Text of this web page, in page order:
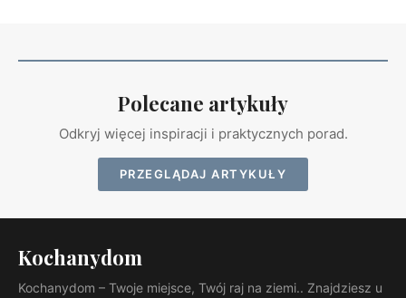
Polecane artykuły
Odkryj więcej inspiracji i praktycznych porad.
PRZEGLĄDAJ ARTYKUŁY
Kochanydom
Kochanydom – Twoje miejsce, Twój raj na ziemi.. Znajdziesz u